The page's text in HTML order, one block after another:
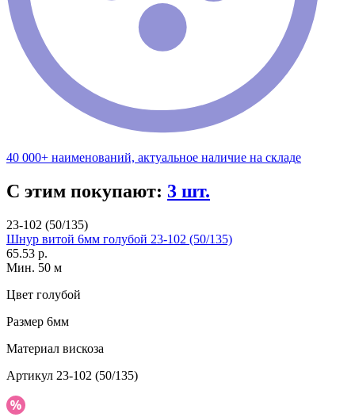
40 000+ наименований, актуальное наличие на складе
С этим покупают: 3 шт.
23-102 (50/135)
Шнур витой 6мм голубой 23-102 (50/135)
65.53 р.
Мин. 50 м
Цвет голубой
Размер 6мм
Материал вискоза
Артикул 23-102 (50/135)